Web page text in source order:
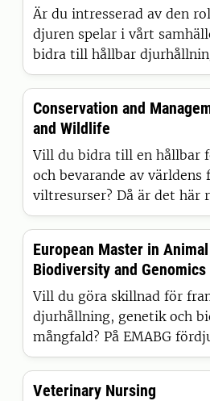
livsmedelsproduktion? Då
masterprogrammet
något för dig.
Är du intresserad av den
djuren spelar i vårt
bidra till hållbar
det här rätt program för
Conservation and
and Wildlife
Vill du bidra till en hållbar
och bevarande av världens
viltresurser? Då är det här
program för dig.
European Master in Animal
Biodiversity and Genomics
Vill du göra skillnad för
djurhållning, genetik och
mångfald? På EMABG
i bioinformatik – i en
Veterinary Nursing